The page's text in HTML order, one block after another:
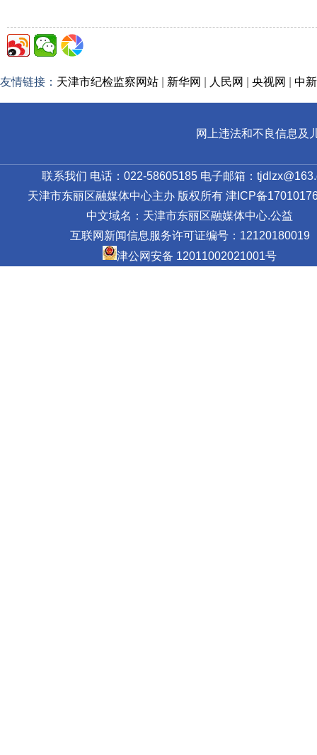
友情链接： 天津市纪检监察网站 新华网 人民网 央视网 中
网上违法和不良信息及
联系我们 电话：022-58605185 电子邮箱：
天津市东丽区融媒体中心主办 版权所有 津ICP备
中文域名：天津市东丽区融媒体中心.公益
互联网新闻信息服务许可证编号：12120180019
津公网安备 12011002021001号